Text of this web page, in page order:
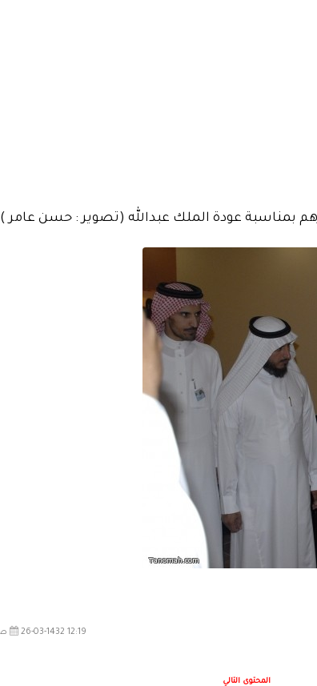
بمناسبة عودة الملك عبدالله (تصوير : حسن عامر )
26-03-1432 12:19 صباحاً
المحتوى التالي